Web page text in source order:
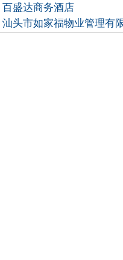
百盛达商务酒店
汕头市如家福物业管理有